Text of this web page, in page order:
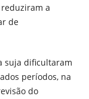
a
de
suja dificultaram
períodos, na
do